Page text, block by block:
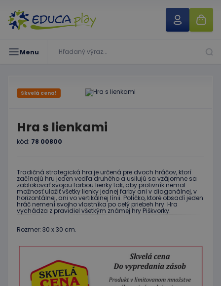
Menu
Skvelá cena!
Hra s lienkami
kód: 78 00800
Tradičná strategická hra je určená pre dvoch hráčov, ktorí
začínajú hru jeden vedľa druhého a usilujú sa vzájomne sa
zablokovať svojou farbou lienky tak, aby protivník nemal
možnosť uložiť všetky lienky jednej farby ani v diagonálnej, v
horizontálnej, ani vo vertikálnej línii. Políčko, ktoré obsadí jeden
hráč nemení svojho vlastníka po celý priebeh hry. Hra
vychádza z pravidiel všetkým známej hry Piškvorky.
Rozmer: 30 x 30 cm.